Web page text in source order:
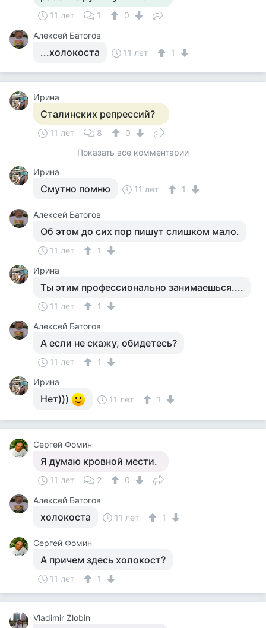
11 лет 1
0
Алексей Батогов
...холокоста 11 лет 1
Ирина
Сталинских репрессий?
11 лет 8
0
Показать все комментарии
Ирина
Смутно помню 11 лет 1
Алексей Батогов
Об этом до сих пор пишут слишком мало.
11 лет
1
Ирина
Ты этим профессионально занимаешься....
11 лет
1
Алексей Батогов
А если не скажу, обидетесь?
11 лет
1
Ирина
Нет))) 11 лет 1
Сергей Фомин
Я думаю кровной мести.
11 лет 2
0
Алексей Батогов
холокоста 11 лет 1
Сергей Фомин
А причем здесь холокост?
11 лет 1
Vladimir Zlobin